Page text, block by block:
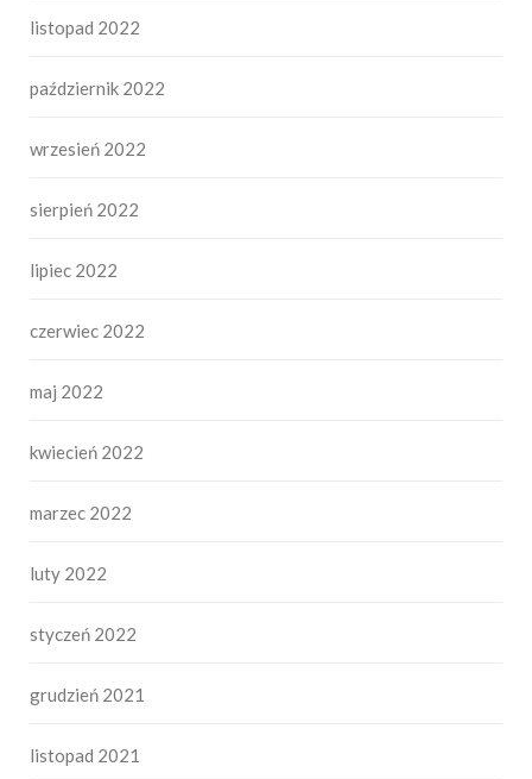
listopad 2022
październik 2022
wrzesień 2022
sierpień 2022
lipiec 2022
czerwiec 2022
maj 2022
kwiecień 2022
marzec 2022
luty 2022
styczeń 2022
grudzień 2021
listopad 2021